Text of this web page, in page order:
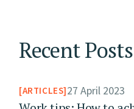
Recent Posts
ARTICLES 27 April 2023